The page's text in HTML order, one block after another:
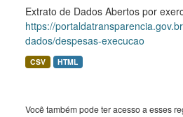
Extrato de Dados Abertos por
https://
dados/despesas-execucao
CSV HTML
Você também pode ter acesso a esses